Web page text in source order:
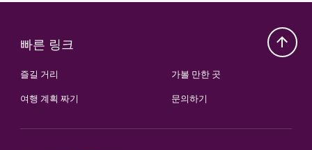
빠른 링크
즐길 거리
여행 계획 짜기
가볼 만한 곳
문의하기